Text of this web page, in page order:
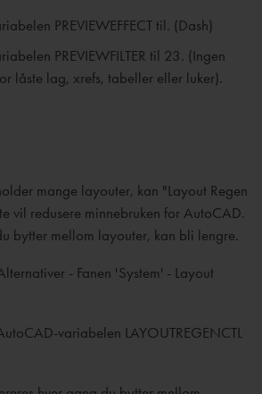
PREVIEWEFFECT til. (Dash)
PREVIEWFILTER til 23. (Ingen
låste lag, xrefs, tabeller eller luker).
mange layouter, kan "Layout Regen
vil redusere minnebruken for AutoCAD.
bytter mellom layouter, kan bli lengre.
- Fanen 'System' - Layout
variabelen LAYOUTREGENCTL